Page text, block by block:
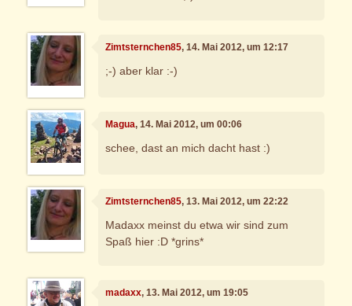
Zimtsternchen85, 14. Mai 2012, um 12:17
;-) aber klar :-)
Magua, 14. Mai 2012, um 00:06
schee, dast an mich dacht hast :)
Zimtsternchen85, 13. Mai 2012, um 22:22
Madaxx meinst du etwa wir sind zum
Spaß hier :D *grins*
madaxx, 13. Mai 2012, um 19:05